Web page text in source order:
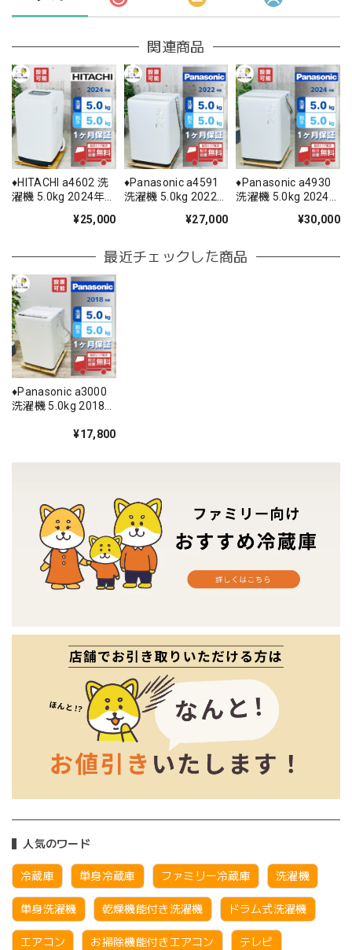
人気のワード
冷蔵庫 単身冷蔵庫 ファミリー冷蔵庫 洗濯機
単身洗濯機 乾燥機能付き洗濯機 ドラム式洗濯機
エアコン お掃除機能付きエアコン テレビ
関連商品
♦️HITACHI a4602 洗
濯機 5.0kg 2024年
¥25,000
♦️Panasonic a4591
洗濯機 5.0kg 2022
¥27,000
♦️Panasonic a4930
洗濯機 5.0kg 2024
¥30,000
最近チェックした商品
♦️Panasonic a3000
洗濯機 5.0kg 2018
¥17,800